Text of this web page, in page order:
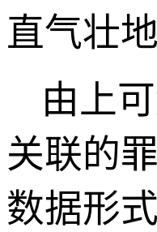
直气壮
由上
关联的
数据形